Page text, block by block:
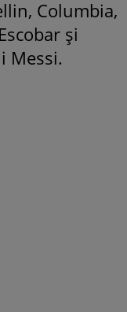
Columbia,
și
Messi.